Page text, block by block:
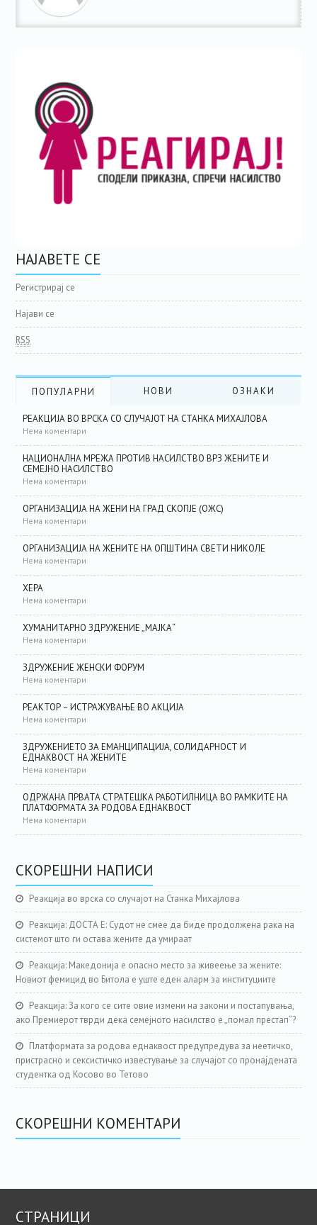
НАЈАВЕТЕ СЕ
Регистрирај се
Најави се
RSS
ПОПУЛАРНИ НОВИ ОЗНАКИ
РЕАКЦИЈА ВО ВРСКА СО СЛУЧАЈОТ НА СТАНКА МИХАЈЛОВА
Нема коментари
НАЦИОНАЛНА МРЕЖА ПРОТИВ НАСИЛСТВО ВРЗ ЖЕНИТЕ И
СЕМЕЈНО НАСИЛСТВО
Нема коментари
ОРГАНИЗАЦИЈА НА ЖЕНИ НА ГРАД СКОПЈЕ (ОЖС)
Нема коментари
ОРГАНИЗАЦИЈА НА ЖЕНИТЕ НА ОПШТИНА СВЕТИ НИКОЛЕ
Нема коментари
ХЕРА
Нема коментари
ХУМАНИТАРНО ЗДРУЖЕНИЕ „МАЈКА“
Нема коментари
ЗДРУЖЕНИЕ ЖЕНСКИ ФОРУМ
Нема коментари
РЕАКТОР – ИСТРАЖУВАЊЕ ВО АКЦИЈА
Нема коментари
ЗДРУЖЕНИЕТО ЗА ЕМАНЦИПАЦИЈА, СОЛИДАРНОСТ И
ЕДНАКВОСТ НА ЖЕНИТЕ
Нема коментари
ОДРЖАНА ПРВАТА СТРАТЕШКА РАБОТИЛНИЦА ВО РАМКИТЕ НА
ПЛАТФОРМАТА ЗА РОДОВА ЕДНАКВОСТ
Нема коментари
СКОРЕШНИ НАПИСИ
Реакција во врска со случајот на Станка Михајлова
Реакција: ДОСТА Е: Судот не смее да биде продолжена рака на
системот што ги остава жените да умираат
Реакција: Македонија е опасно место за живеење за жените:
Новиот фемицид во Битола е уште еден аларм за институциите
Реакција: За кого се сите овие измени на закони и постапувања,
ако Премиерот тврди дека семејното насилство е „помал престап“?
Платформата за родова еднаквост предупредува за неетичко,
пристрасно и сексистичко известување за случајот со пронајдената
студентка од Косово во Тетово
СКОРЕШНИ КОМЕНТАРИ
СТРАНИЦИ